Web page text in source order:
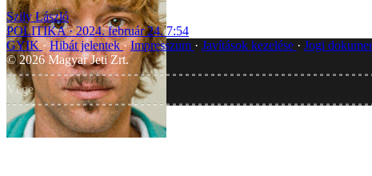
Szily László
POLITIKA
2024. február 24. 7:54
GYIK Hibát jelentek Impresszum Javítások kezelése Jogi
©2026Magyar Jeti Zrt.
Vége